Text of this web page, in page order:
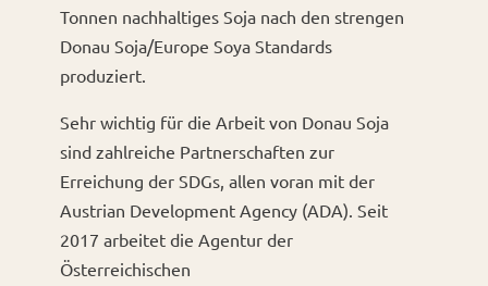
Tonnen nachhaltiges Soja nach den strengen
Donau Soja/Europe Soya Standards
produziert.
Sehr wichtig für die Arbeit von Donau Soja
sind zahlreiche Partnerschaften zur
Erreichung der SDGs, allen voran mit der
Austrian Development Agency (ADA). Seit
2017 arbeitet die Agentur der
Österreichischen